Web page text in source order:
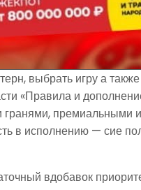
выбрать игру а
«Правила и
исполнению — сие
вдобавок